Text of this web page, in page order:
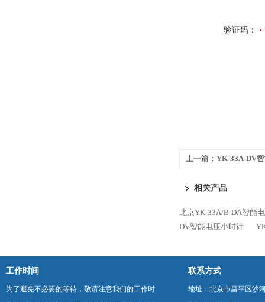
验证码：
上一篇： YK-33A-DV
相关产品
北京YK-33A/B-DA智能
DV智能电压小时计
工作时间
为了避免不必要的等待，敬请注意我们的工作时
联系方式
地址：北京市昌平区沙